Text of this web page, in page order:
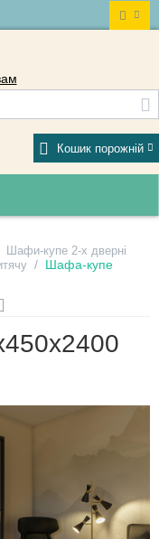
Кошик порожній
Шафи-купе 2-х дверні
/ Шафа-купе